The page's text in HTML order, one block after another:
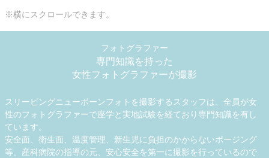
※横にスクロールできます。
フォトグラファー
専門知識を持った
女性フォトグラファーが撮影
スリーピングニューボーンフォトを撮影するスタッフは、全員が女
性のフォトグラファーで座学と実地試験を経ており専門知識を有し
ています。
安全面、衛生面、温度管理、新生児に負担のかからないポージング
等、産科病院の指導の元、安心安全を第一に撮影を行っているので